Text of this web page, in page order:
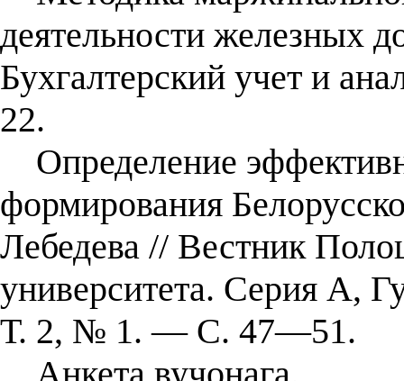
деятельности железных
Бухгалтерский учет и
22.
Определение
формирования
Лебедева // Вестник
университета. Серия А,
Т. 2, № 1. ― С. 47—51.